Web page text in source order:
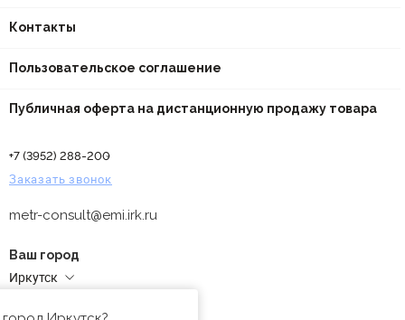
Контакты
Пользовательское соглашение
Публичная оферта на дистанционную продажу товара
+7 (3952) 288-200
Заказать звонок
metr-consult@emi.irk.ru
Ваш город
Иркутск